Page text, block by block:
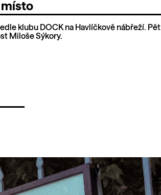
místo
klubu DOCK na Havlíčkově nábřeží. Pět
Miloše Sýkory.